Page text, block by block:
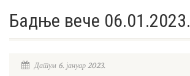
Бадње вече 06.01.2023.
Датум 6. јануар 2023.